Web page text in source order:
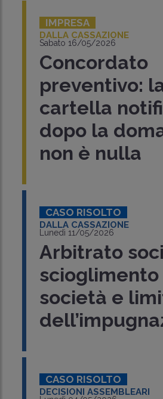
IMPRESA
DALLA CASSAZIONE
Sabato 16/05/2026
Concordato
preventivo:
cartella
dopo la
non è nulla
CASO RISOLTO
DALLA CASSAZIONE
Lunedì 11/05/2026
Arbitrato
società e
CASO RISOLTO
DECISIONI ASSEMBLEARI